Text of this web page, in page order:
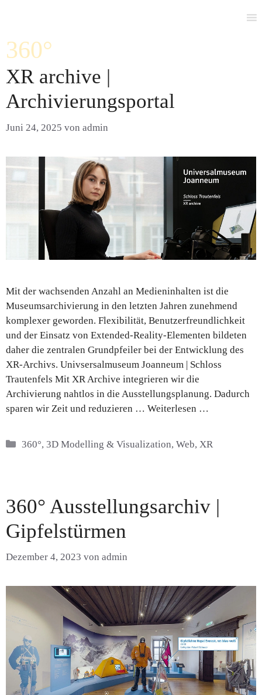
360°
XR archive |
Archivierungsportal
Juni 24, 2025 von admin
Mit der wachsenden Anzahl an Medieninhalten ist die
Museumsarchivierung in den letzten Jahren zunehmend
komplexer geworden. Flexibilität, Benutzerfreundlichkeit
und der Einsatz von Extended-Reality-Elementen bildeten
daher die zentralen Grundpfeiler bei der Entwicklung des
XR-Archivs. Univsersalmuseum Joanneum | Schloss
Trautenfels Mit XR Archive integrieren wir die
Archivierung nahtlos in die Ausstellungsplanung. Dadurch
sparen wir Zeit und reduzieren … Weiterlesen …
Kategorien
360°,3D Modelling & Visualization,Web,XR
360° Ausstellungsarchiv |
Gipfelstürmen
Dezember 4, 2023 von admin